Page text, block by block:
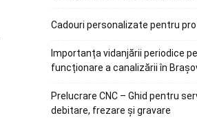
Cadouri personalizate pentru
Importanța vidanjării periodice
funcționare a canalizării în
Prelucrare CNC – Ghid pentru
debitare, frezare și gravare